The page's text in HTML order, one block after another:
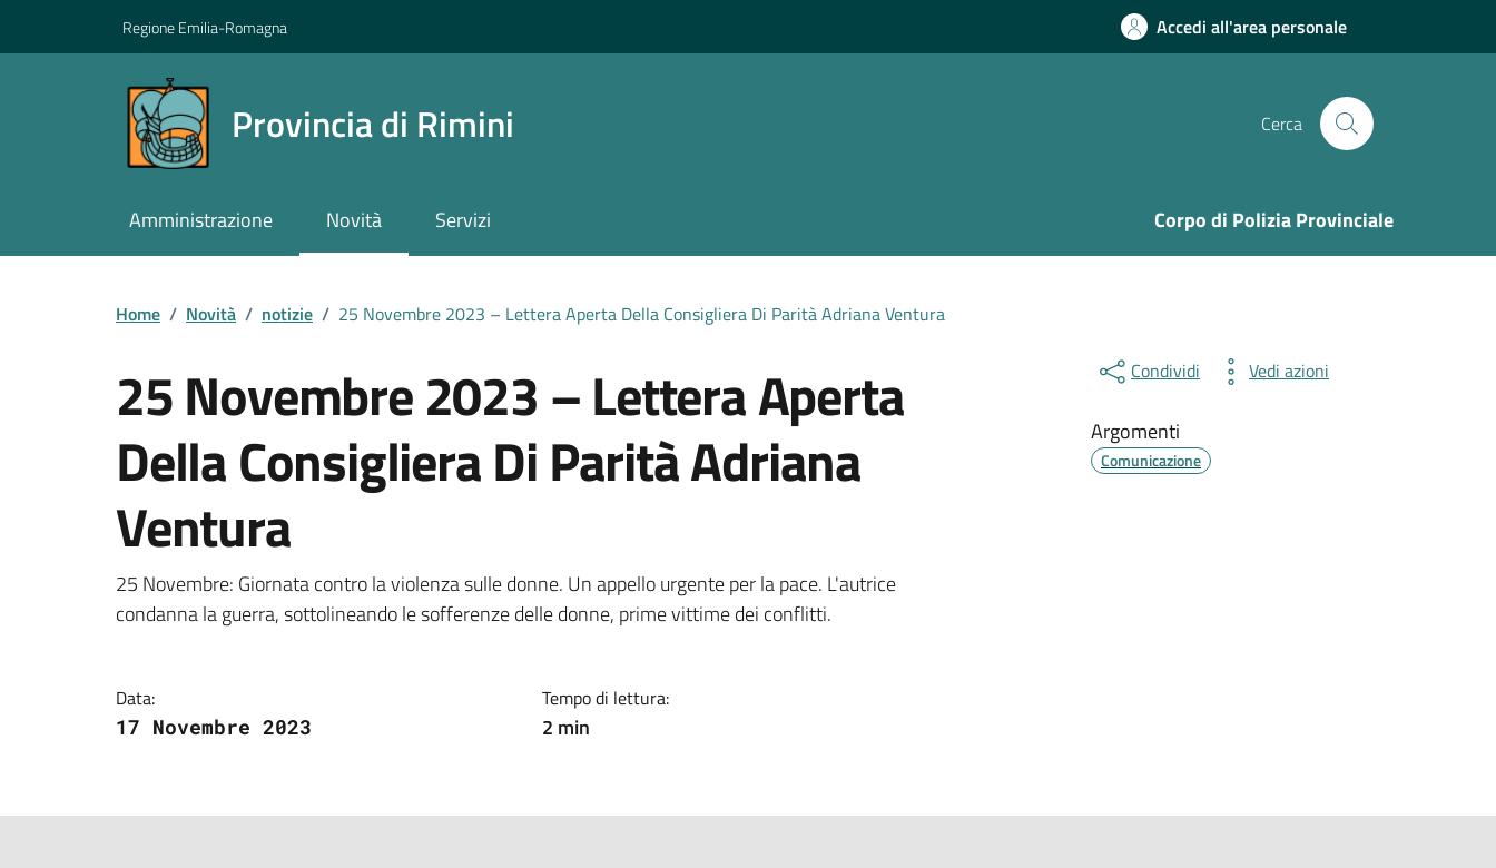
Regione Emilia-Romagna Accedi all'area personale
Provincia di Rimini Cerca
Amministrazione Novità Servizi Corpo di Polizia Provinciale
Home / Novità / notizie / 25 Novembre 2023 – Lettera Aperta Della Consigliera Di Parità Adriana Ventura
25 Novembre 2023 – Lettera Aperta
Della Consigliera Di Parità Adriana
Ventura
Dettagli della notizia
25 Novembre: Giornata contro la violenza sulle donne. Un appello urgente per la pace. L'autrice
condanna la guerra, sottolineando le sofferenze delle donne, prime vittime dei conflitti.
Data:
17 Novembre 2023
Tempo di lettura:
2 min
Condividi Vedi azioni
Argomenti
Comunicazione